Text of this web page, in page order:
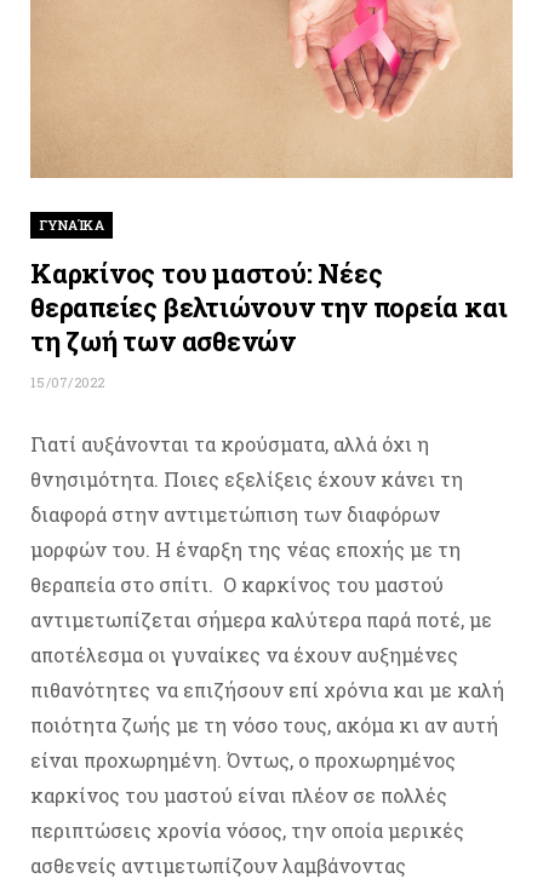
ΓΥΝΑΊΚΑ
Καρκίνος του μαστού: Νέες
θεραπείες βελτιώνουν την πορεία και
τη ζωή των ασθενών
15/07/2022
Γιατί αυξάνονται τα κρούσματα, αλλά όχι η
θνησιμότητα. Ποιες εξελίξεις έχουν κάνει τη
διαφορά στην αντιμετώπιση των διαφόρων
μορφών του. Η έναρξη της νέας εποχής με τη
θεραπεία στο σπίτι. Ο καρκίνος του μαστού
αντιμετωπίζεται σήμερα καλύτερα παρά ποτέ, με
αποτέλεσμα οι γυναίκες να έχουν αυξημένες
πιθανότητες να επιζήσουν επί χρόνια και με καλή
ποιότητα ζωής με τη νόσο τους, ακόμα κι αν αυτή
είναι προχωρημένη. Όντως, ο προχωρημένος
καρκίνος του μαστού είναι πλέον σε πολλές
περιπτώσεις χρονία νόσος, την οποία μερικές
ασθενείς αντιμετωπίζουν λαμβάνοντας